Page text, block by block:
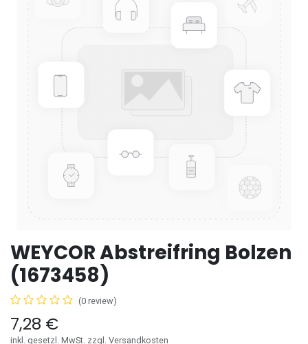
WEYCOR Abstreifring Bolzen
(1673458)
(0 review)
7,28 €
inkl. gesetzl. MwSt. zzgl. Versandkosten